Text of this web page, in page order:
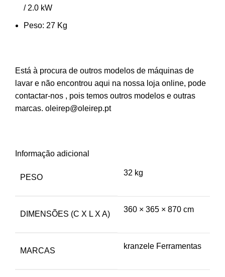
/ 2.0 kW
Peso: 27 Kg
Está à procura de outros modelos de máquinas de
lavar e não encontrou aqui na nossa loja online, pode
contactar-nos , pois temos outros modelos e outras
marcas. oleirep@oleirep.pt
Informação adicional
PESO
32 kg
DIMENSÕES (C X L X A)
360 × 365 × 870 cm
MARCAS
kranzele Ferramentas